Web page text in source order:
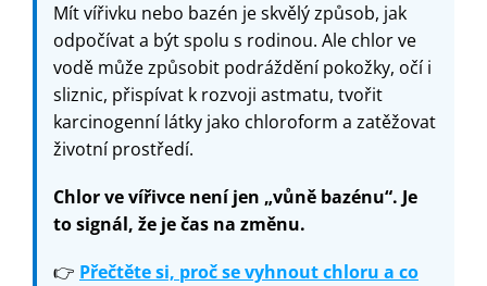
Mít vířivku nebo bazén je skvělý způsob, jak
odpočívat a být spolu s rodinou. Ale chlor ve
vodě může způsobit podráždění pokožky, očí i
sliznic, přispívat k rozvoji astmatu, tvořit
karcinogenní látky jako chloroform a zatěžovat
životní prostředí.
Chlor ve vířivce není jen „vůně bazénu“. Je
to signál, že je čas na změnu.
👉 Přečtěte si, proč se vyhnout chloru a co